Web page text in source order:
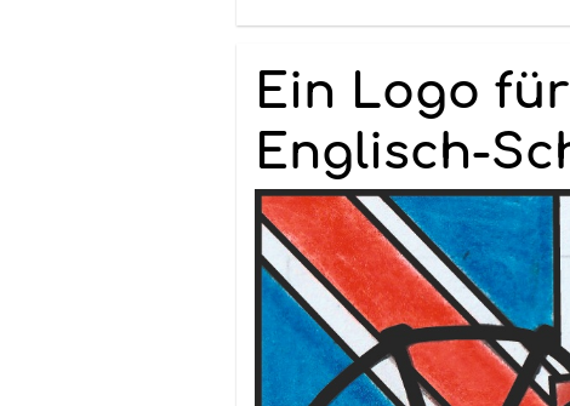
Ein Logo
Englisch-